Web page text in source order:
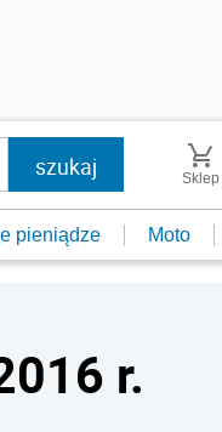
Sklep
pieniądze Moto
r.